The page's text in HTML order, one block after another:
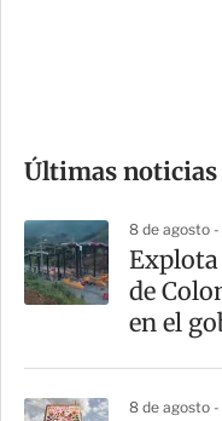
m
a
r
t
Últimas noticias
8 de agosto -
Explota
de
en el
8 de agosto